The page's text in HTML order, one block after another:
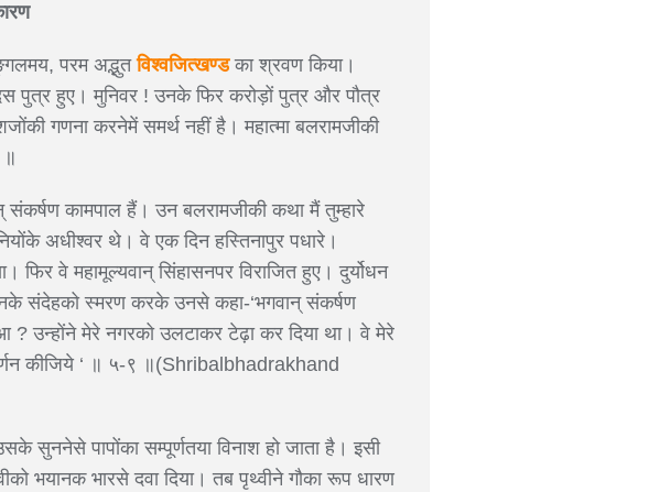
परम अद्भुतविश्वजित्खण्डका श्रवण किया।
पुत्र हुए। मुनिवर ! उनके फिर करोड़ों पुत्र और पौत्र
गणना करनेमें समर्थ नहीं है। महात्मा बलरामजीकी
॥
कामपाल हैं। उन बलरामजीकी कथा मैं तुम्हारे
अधीश्वर थे। वे एक दिन हस्तिनापुर पधारे।
वे महामूल्यवान् सिंहासनपर विराजित हुए। दुर्योधन
संदेहको स्मरण करके उनसे कहा-‘भगवान् संकर्षण
उन्होंने मेरे नगरको उलटाकर टेढ़ा कर दिया था। वे मेरे
कीजिये ‘ ॥ ५-९ ॥(Shribalbhadrakhand
सुननेसे पापोंका सम्पूर्णतया विनाश हो जाता है। इसी
भयानक भारसे दवा दिया। तब पृथ्वीने गौका रूप धारण